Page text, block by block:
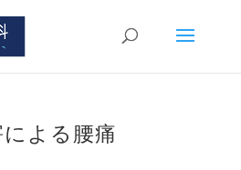
よる腰痛